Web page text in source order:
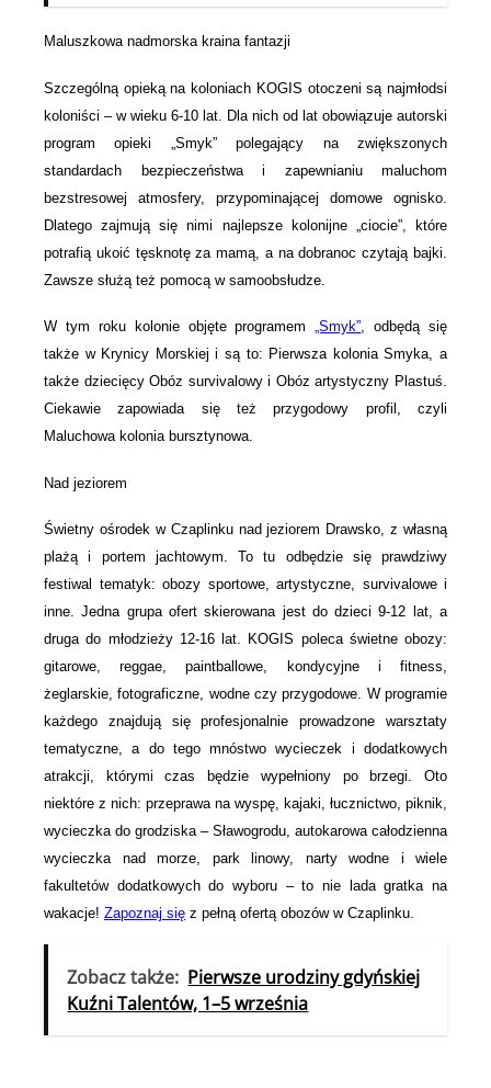
Maluszkowa nadmorska kraina fantazji
Szczególną opieką na koloniach KOGIS otoczeni są najmłodsi
koloniści – w wieku 6-10 lat. Dla nich od lat obowiązuje autorski
program opieki „Smyk” polegający na zwiększonych
standardach bezpieczeństwa i zapewnianiu maluchom
bezstresowej atmosfery, przypominającej domowe ognisko.
Dlatego zajmują się nimi najlepsze kolonijne „ciocie”, które
potrafią ukoić tęsknotę za mamą, a na dobranoc czytają bajki.
Zawsze służą też pomocą w samoobsłudze.
W tym roku kolonie objęte programem„Smyk”, odbędą się
także w Krynicy Morskiej i są to: Pierwsza kolonia Smyka, a
także dziecięcy Obóz survivalowy i Obóz artystyczny Plastuś.
Ciekawie zapowiada się też przygodowy profil, czyli
Maluchowa kolonia bursztynowa.
Nad jeziorem
Świetny ośrodek w Czaplinku nad jeziorem Drawsko, z własną
plażą i portem jachtowym. To tu odbędzie się prawdziwy
festiwal tematyk: obozy sportowe, artystyczne, survivalowe i
inne. Jedna grupa ofert skierowana jest do dzieci 9-12 lat, a
druga do młodzieży 12-16 lat. KOGIS poleca świetne obozy:
gitarowe, reggae, paintballowe, kondycyjne i fitness,
żeglarskie, fotograficzne, wodne czy przygodowe. W programie
każdego znajdują się profesjonalnie prowadzone warsztaty
tematyczne, a do tego mnóstwo wycieczek i dodatkowych
atrakcji, którymi czas będzie wypełniony po brzegi. Oto
niektóre z nich: przeprawa na wyspę, kajaki, łucznictwo, piknik,
wycieczka do grodziska – Sławogrodu, autokarowa całodzienna
wycieczka nad morze, park linowy, narty wodne i wiele
fakultetów dodatkowych do wyboru – to nie lada gratka na
wakacje! Zapoznaj się z pełną ofertą obozów w Czaplinku.
Zobacz także: Pierwsze urodziny gdyńskiej
Kuźni Talentów, 1–5 września